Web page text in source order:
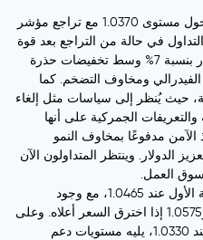
يتداول زوج اليورو/الدولار الأمريكي حول مستوى 1.0370 مع تراجع مؤشر
ليبدأ التداول في حالة من التراجع بعد قوة
2024. في العام الماضي، ارتفع الدولار بنسبة 7% وسط تخفيضات حذرة
ومخاوف التضخم. كما
حيث يُنظر إلى سياسات مثل إلغاء
والتعريفات الجمركية على أنها
مدفوعًا بمخاوف النمو
الدولار. وينتظر المتداولون الآن
سوق العمل.
من منظور فني، يقع مستوى المقاومة الأول عند 1.0465، مع وجود
مستويات مقاومة أخرى عند 1.0515 و1.0575 إذا اخترق السعر أعلاه. وعلى
الجانب السفلي، يقع الدعم المبدئي عند 1.0330، يليه مستويات دعم